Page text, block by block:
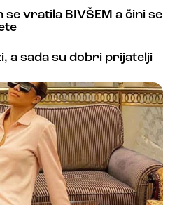
vratila BIVŠEM a čini se
a sada su dobri prijatelji